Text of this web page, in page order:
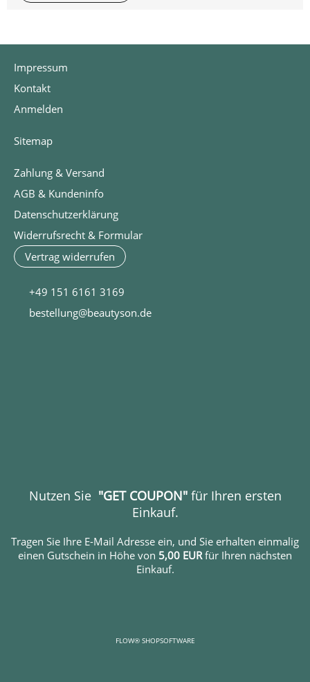
Impressum
Kontakt
Anmelden
Sitemap
Zahlung & Versand
AGB & Kundeninfo
Datenschutzerklärung
Widerrufsrecht & Formular
Vertrag widerrufen
+49 151 6161 3169
bestellung@beautyson.de
Nutzen Sie "GET COUPON" für Ihren ersten
Einkauf.
Tragen Sie Ihre E-Mail Adresse ein, und Sie erhalten einmalig
einen Gutschein in Höhe von 5,00 EURfür Ihren nächsten
Einkauf.
FLOW® SHOPSOFTWARE